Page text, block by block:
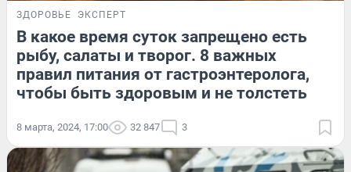
ЗДОРОВЬЕ ЭКСПЕРТ
В какое время суток запрещено есть
рыбу, салаты и творог. 8 важных
правил питания от гастроэнтеролога,
чтобы быть здоровым и не толстеть
8 марта, 2024, 17:00 32 847 3